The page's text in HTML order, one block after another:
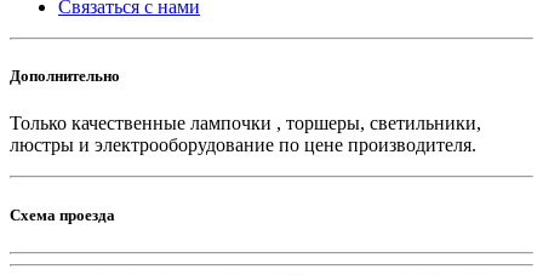
Связаться с нами
Дополнительно
Только качественные лампочки , торшеры, светильники,
люстры и электрооборудование по цене производителя.
Схема проезда